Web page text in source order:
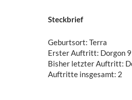
Steckbrief
Geburtsort: Terra
Erster Auftritt: Dorgon 9
Bisher letzter Auftritt:
Auftritte insgesamt: 2